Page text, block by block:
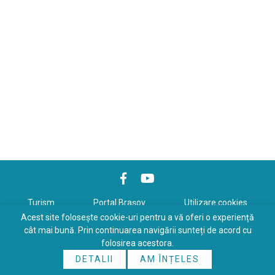
Turism Portal Braşov Utilizare cookies
Politică de confidenţialitate
Copyrights © 2026 All Rights Reserved. Powered by
Online
Acest site folosește cookie-uri pentru a vă oferi o experiență
cât mai bună. Prin continuarea navigării sunteți de acord cu
folosirea acestora.
DETALII
AM ÎNȚELES